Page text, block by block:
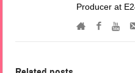
Producer at